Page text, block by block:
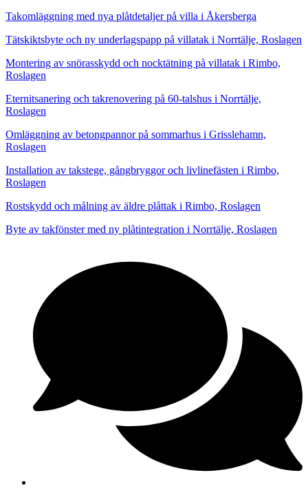
Takomläggning med nya plåtdetaljer på villa i Åkersberga
Tätskiktsbyte och ny underlagspapp på villatak i Norrtälje, Roslagen
Montering av snörasskydd och nocktätning på villatak i Rimbo,
Roslagen
Eternitsanering och takrenovering på 60-talshus i Norrtälje,
Roslagen
Omläggning av betongpannor på sommarhus i Grisslehamn,
Roslagen
Installation av takstege, gångbryggor och livlinefästen i Rimbo,
Roslagen
Rostskydd och målning av äldre plåttak i Rimbo, Roslagen
Byte av takfönster med ny plåtintegration i Norrtälje, Roslagen